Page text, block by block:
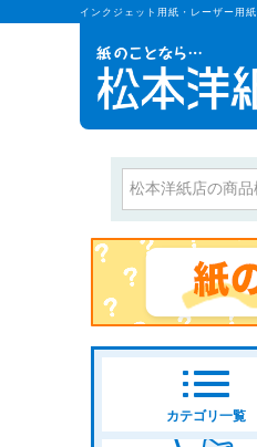
インクジェット用紙・レーザー用
カテゴリ一覧